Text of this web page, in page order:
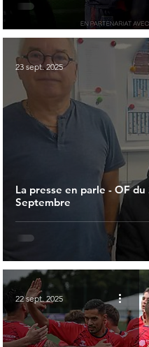
La presse en parle - OF du
Septembre
23 sept. 2025
22 sept. 2025